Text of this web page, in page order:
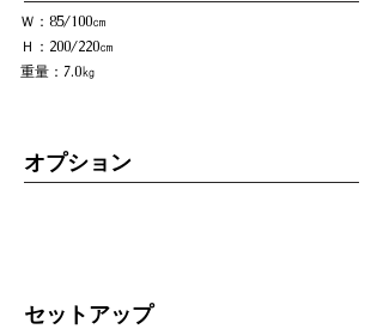
Ｗ：85/100㎝
Ｈ：200/220㎝
重量：7.0㎏
オプション
セットアップ